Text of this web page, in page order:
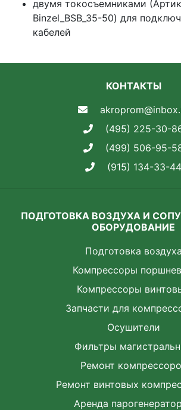
двумя токосъемниками
Binzel_BSB_35-50) для
кабелей
КОНТАКТЫ
(495) 225-30-
(499) 506-95-
(915) 134-33-44
ПОДГОТОВКА ВОЗДУХА И
ОБОРУДОВАНИЕ
Подготовка воздуха
Компрессоры
Компрессоры
Запчасти для
Осушители
Фильтры
Ремонт
Ремонт винтовых
Аренда